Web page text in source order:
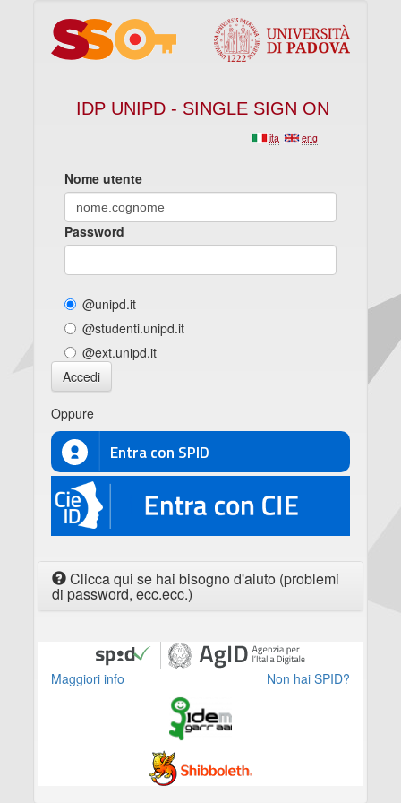
IDP UNIPD - SINGLE SIGN ON
eng
ita
Nome utente
Password
@unipd.it
@studenti.unipd.it
@ext.unipd.it
Accedi
Oppure
Entra con SPID
CIE
Clicca qui se hai bisogno d'aiuto (problemi
di password, ecc.ecc.)
Maggiori info Non hai SPID?